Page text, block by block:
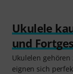
Ukulele
und
Ukulelen
eignen sich